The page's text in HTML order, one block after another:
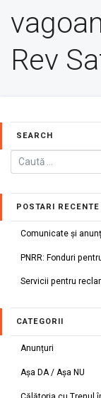
Rev
SEARCH
POSTARI RECENTE
Comunicate și
PNRR: Fonduri
Servicii pentru
CATEGORII
Anunțuri
Așa DA / Așa NU